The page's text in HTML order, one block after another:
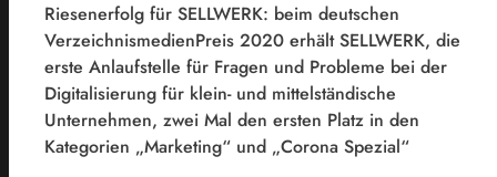
Riesenerfolg für SELLWERK: beim deutschen
VerzeichnismedienPreis 2020 erhält SELLWERK, die
erste Anlaufstelle für Fragen und Probleme bei der
Digitalisierung für klein- und mittelständische
Unternehmen, zwei Mal den ersten Platz in den
Kategorien „Marketing“ und „Corona Spezial“